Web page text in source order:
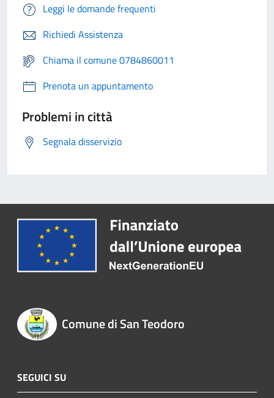
Leggi le domande frequenti
Richiedi Assistenza
Chiama il comune 0784860011
Prenota un appuntamento
Problemi in città
Segnala disservizio
Comune di San Teodoro
SEGUICI SU